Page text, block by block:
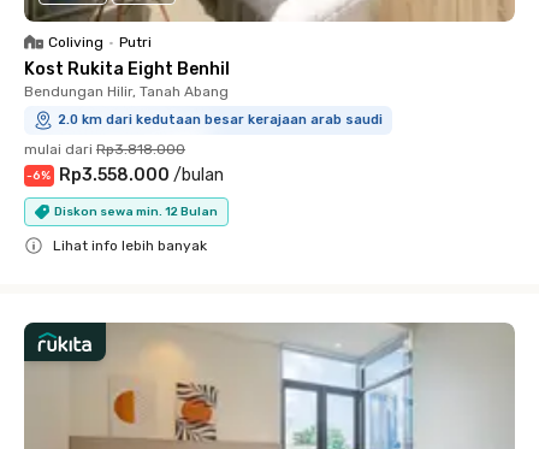
Coliving • Putri
Kost Rukita Eight Benhil
Bendungan Hilir, Tanah Abang
2.0 km dari kedutaan besar kerajaan arab saudi
mulai dari Rp3.818.000
-6% Rp3.558.000 /bulan
Diskon sewa min. 12 Bulan
Lihat info lebih banyak